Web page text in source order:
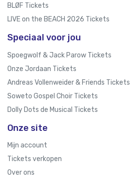
BLØF Tickets
LIVE on the BEACH 2026 Tickets
Speciaal voor jou
Spoegwolf & Jack Parow Tickets
Onze Jordaan Tickets
Andreas Vollenweider & Friends Tickets
Soweto Gospel Choir Tickets
Dolly Dots de Musical Tickets
Onze site
Mijn account
Tickets verkopen
Over ons